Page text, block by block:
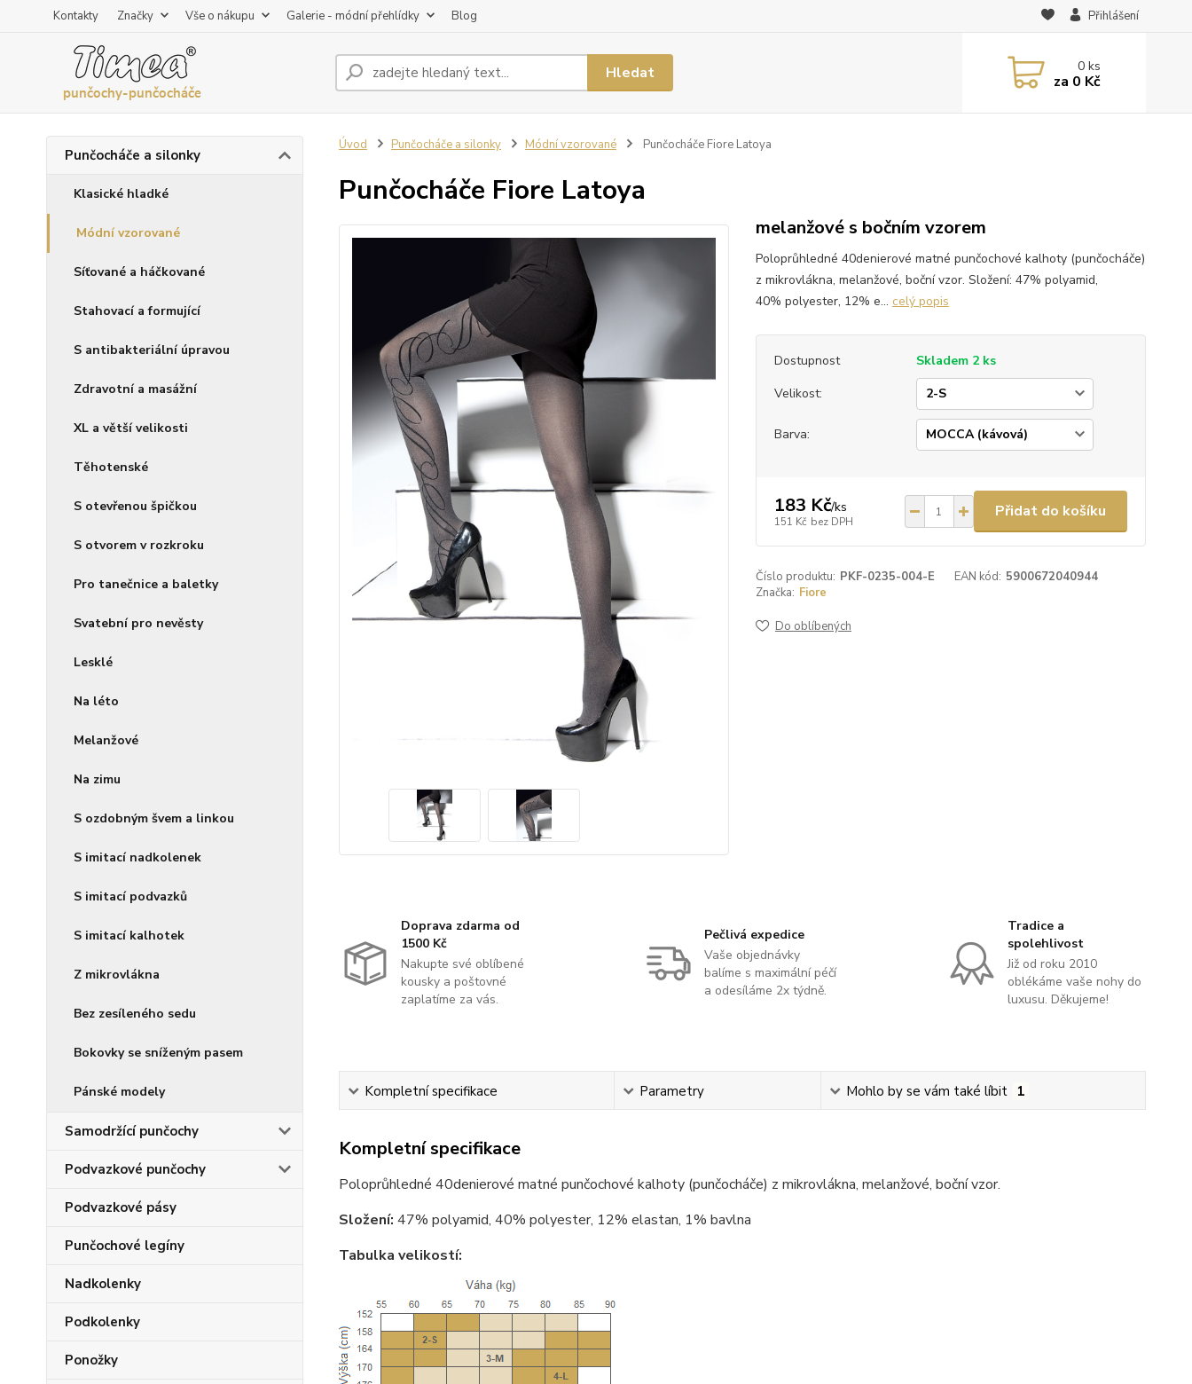
Kontakty Značky Vše o nákupu Galerie - módní přehlídky Blog Přihlášení
Hledat 0ks
za 0 Kč
Punčocháče a silonky
Klasické hladké
Módní vzorované
Síťované a háčkované
Stahovací a formující
S antibakteriální úpravou
Zdravotní a masážní
XL a větší velikosti
Těhotenské
S otevřenou špičkou
S otvorem v rozkroku
Pro tanečnice a baletky
Svatební pro nevěsty
Lesklé
Na léto
Melanžové
Na zimu
S ozdobným švem a linkou
S imitací nadkolenek
S imitací podvazků
S imitací kalhotek
Z mikrovlákna
Bez zesíleného sedu
Bokovky se sníženým pasem
Pánské modely
Samodržící punčochy
Podvazkové punčochy
Podvazkové pásy
Punčochové legíny
Nadkolenky
Podkolenky
Ponožky
Úvod Punčocháče a silonky Módní vzorované Punčocháče Fiore Latoya
Punčocháče Fiore Latoya
melanžové s bočním vzorem
Poloprůhledné 40denierové matné punčochové kalhoty (punčocháče)
z mikrovlákna, melanžové, boční vzor. Složení: 47% polyamid,
40% polyester, 12% e... celý popis
Dostupnost
Skladem 2 ks
Velikost:
Barva:
183 Kč/ks
151 Kč bez DPH
Přidat do košíku
Číslo produktu: PKF-0235-004-E EAN kód: 5900672040944
Značka: Fiore
Do oblíbených
Doprava zdarma od
1500 Kč
Nakupte své oblíbené
kousky a poštovné
zaplatíme za vás.
Pečlivá expedice
Vaše objednávky
balíme s maximální péčí
a odesíláme 2x týdně.
Tradice a
spolehlivost
Již od roku 2010
oblékáme vaše nohy do
luxusu. Děkujeme!
Kompletní specifikace Parametry Mohlo by se vám také líbit 1
Kompletní specifikace
Poloprůhledné 40denierové matné punčochové kalhoty (punčocháče) z mikrovlákna, melanžové, boční vzor.
Složení: 47% polyamid, 40% polyester, 12% elastan, 1% bavlna
Tabulka velikostí: